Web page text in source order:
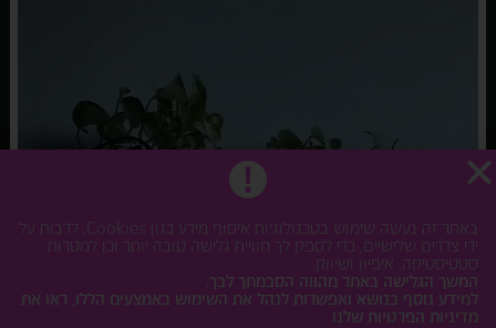
באתר זה נעשה שימוש בטכנולוגיות איסוף מידע כגון Cookies, לרבות על
ידי צדדים שלישיים, כדי לספק לך חוויית גלישה טובה יותר וכן למטרות
סטטיסטיקה, איפיון ושיווק.
המשך הגלישה באתר מהווה הסכמתך לכך.
למידע נוסף בנושא ואפשרות לנהל את השימוש באמצעים הללו, ראו את
מדיניות הפרטיות שלנו